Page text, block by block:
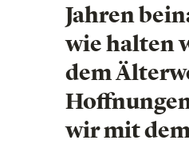
Jahren
wie halten
dem
wir mit